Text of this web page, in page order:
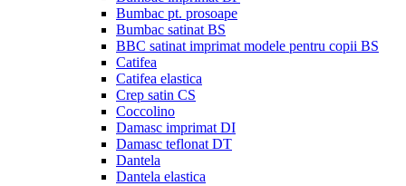
Bumbac pt. prosoape
Bumbac satinat BS
BBC satinat imprimat modele pentru copii BS
Catifea
Catifea elastica
Crep satin CS
Coccolino
Damasc imprimat DI
Damasc teflonat DT
Dantela
Dantela elastica